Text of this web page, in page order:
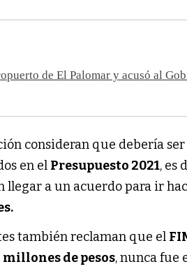
de El Palomar y acusó al
consideran que debería ser
en el Presupuesto 2021, es
llegar a un acuerdo para ir
también reclaman que el
de pesos, nunca fue